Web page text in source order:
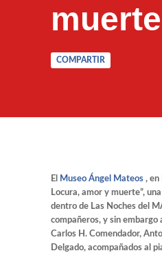
muerte
COMPARTIR
El Museo Ángel Mateos , en
Locura, amor y muerte”,
dentro de Las Noches del
compañeros, y sin embargo
Carlos H. Comendador,
Delgado, acompañados al